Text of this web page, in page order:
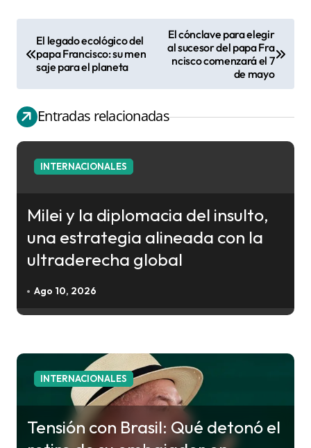
v
e
g
a
n
r
El legado ecológico del
papa Francisco: su men
saje para el planeta
El cónclave para elegir
al sucesor del papa Fra
ncisco comenzará el 7
de mayo
Entradas relacionadas
INTERNACIONALES
Milei y la diplomacia del insulto,
una estrategia alineada con la
ultraderecha global
Ago 10, 2026
INTERNACIONALES
Tensión con Brasil: Qué detonó el